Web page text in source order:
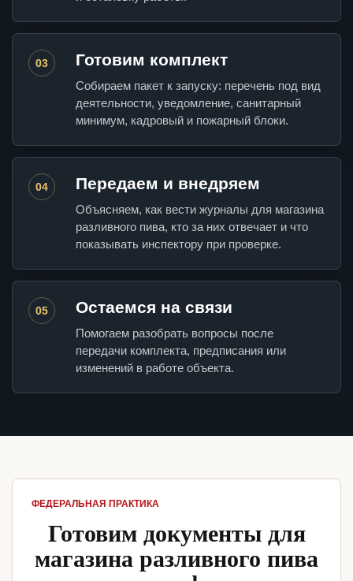
03 Готовим комплект
Собираем пакет к запуску: перечень под вид
деятельности, уведомление, санитарный
минимум, кадровый и пожарный блоки.
04 Передаем и внедряем
Объясняем, как вести журналы для магазина
разливного пива, кто за них отвечает и что
показывать инспектору при проверке.
05 Остаемся на связи
Помогаем разобрать вопросы после
передачи комплекта, предписания или
изменений в работе объекта.
ФЕДЕРАЛЬНАЯ ПРАКТИКА
Готовим документы для
магазина разливного пива